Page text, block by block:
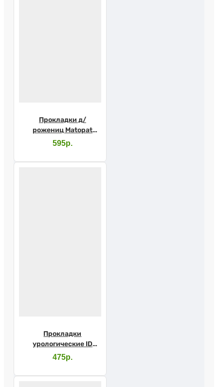
Прокладки д/
рожениц Matopat
стер. 10шт
595р.
Прокладки
урологические ID
Extra plus №16
475р.